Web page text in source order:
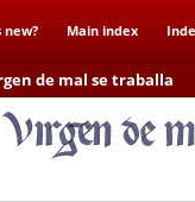
new? Main index
de mal se traballa